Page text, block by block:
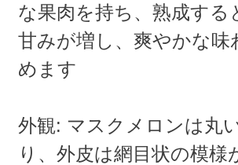
な果肉を持ち、熟成する
甘みが増し、爽やかな味
めます
外観: マスクメロンは丸
り、外皮は網目状の模様